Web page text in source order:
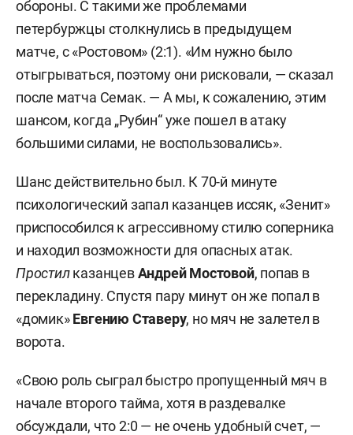
обороны. С такими же проблемами
петербуржцы столкнулись в предыдущем
матче, с «Ростовом» (2:1). «Им нужно было
отыгрываться, поэтому они рисковали, — сказал
после матча Семак. — А мы, к сожалению, этим
шансом, когда „Рубин“ уже пошел в атаку
большими силами, не воспользовались».
Шанс действительно был. К 70-й минуте
психологический запал казанцев иссяк, «Зенит»
приспособился к агрессивному стилю соперника
и находил возможности для опасных атак.
ПростилказанцевАндрей Мостовой, попав в
перекладину. Спустя пару минут он же попал в
«домик»Евгению Ставеру, но мяч не залетел в
ворота.
«Свою роль сыграл быстро пропущенный мяч в
начале второго тайма, хотя в раздевалке
обсуждали, что 2:0 — не очень удобный счет, —